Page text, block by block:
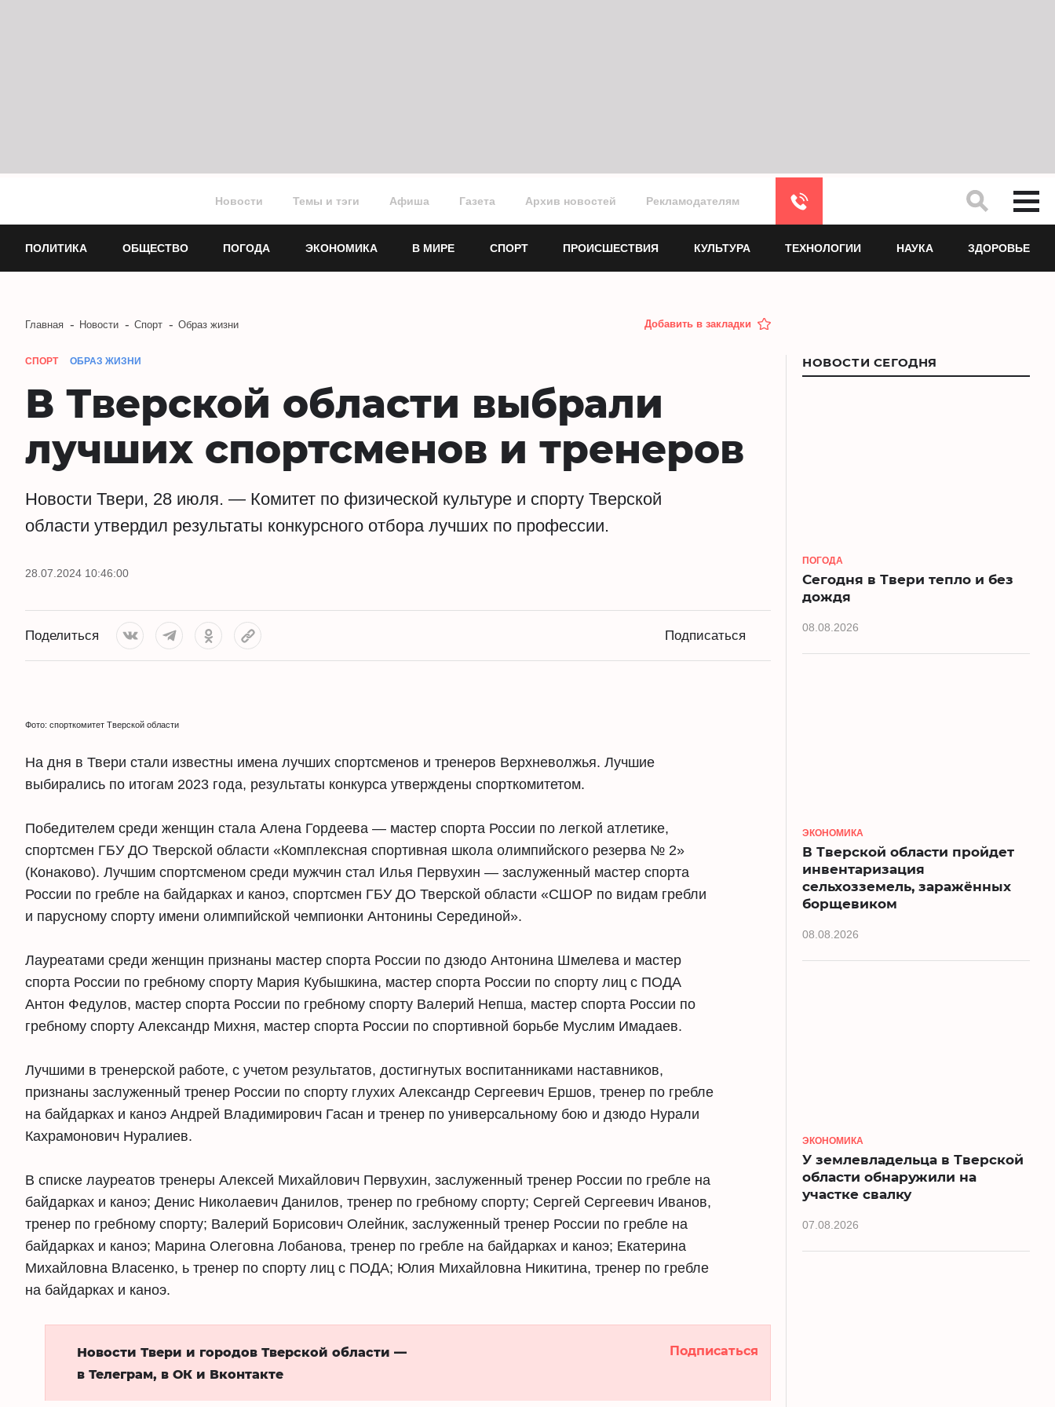
Новости Темы и тэги Афиша Газета Архив новостей Рекламодателям
ПОЛИТИКА ОБЩЕСТВО ПОГОДА ЭКОНОМИКА В МИРЕ СПОРТ ПРОИСШЕСТВИЯ КУЛЬТУРА ТЕХНОЛОГИИ НАУКА ЗДОРОВЬЕ
Главная Новости Спорт Образ жизни Добавить в закладки
СПОРТ ОБРАЗ ЖИЗНИ
В Тверской области выбрали
лучших спортсменов и тренеров
Новости Твери, 28 июля. — Комитет по физической культуре и спорту Тверской
области утвердил результаты конкурсного отбора лучших по профессии.
28.07.2024 10:46:00
Поделиться Подписаться
Фото: спорткомитет Тверской области
На дня в Твери стали известны имена лучших спортсменов и тренеров Верхневолжья. Лучшие
выбирались по итогам 2023 года, результаты конкурса утверждены спорткомитетом.
Победителем среди женщин стала Алена Гордеева — мастер спорта России по легкой атлетике,
спортсмен ГБУ ДО Тверской области «Комплексная спортивная школа олимпийского резерва № 2»
(Конаково). Лучшим спортсменом среди мужчин стал Илья Первухин — заслуженный мастер спорта
России по гребле на байдарках и каноэ, спортсмен ГБУ ДО Тверской области «СШОР по видам гребли
и парусному спорту имени олимпийской чемпионки Антонины Серединой».
Лауреатами среди женщин признаны мастер спорта России по дзюдо Антонина Шмелева и мастер
спорта России по гребному спорту Мария Кубышкина, мастер спорта России по спорту лиц с ПОДА
Антон Федулов, мастер спорта России по гребному спорту Валерий Непша, мастер спорта России по
гребному спорту Александр Михня, мастер спорта России по спортивной борьбе Муслим Имадаев.
Лучшими в тренерской работе, с учетом результатов, достигнутых воспитанниками наставников,
признаны заслуженный тренер России по спорту глухих Александр Сергеевич Ершов, тренер по гребле
на байдарках и каноэ Андрей Владимирович Гасан и тренер по универсальному бою и дзюдо Нурали
Кахрамонович Нуралиев.
В списке лауреатов тренеры Алексей Михайлович Первухин, заслуженный тренер России по гребле на
байдарках и каноэ; Денис Николаевич Данилов, тренер по гребному спорту; Сергей Сергеевич Иванов,
тренер по гребному спорту; Валерий Борисович Олейник, заслуженный тренер России по гребле на
байдарках и каноэ; Марина Олеговна Лобанова, тренер по гребле на байдарках и каноэ; Екатерина
Михайловна Власенко, ь тренер по спорту лиц с ПОДА; Юлия Михайловна Никитина, тренер по гребле
на байдарках и каноэ.
Новости Твери и городов Тверской области —
в Телеграм, в ОК и Вконтакте
Подписаться
НОВОСТИ СЕГОДНЯ
ПОГОДА
Сегодня в Твери тепло и без
дождя
08.08.2026
ЭКОНОМИКА
В Тверской области пройдет
инвентаризация
сельхозземель, заражённых
борщевиком
08.08.2026
ЭКОНОМИКА
У землевладельца в Тверской
области обнаружили на
участке свалку
07.08.2026